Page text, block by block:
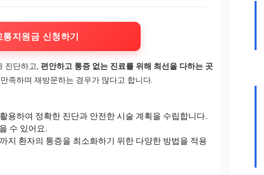
지원금 신청하기
진단하고, 편안하고 통증 없는 진료를 위해 최선을 다하는 곳
족하며 재방문하는 경우가 많다고 합니다.
용하여 정확한 진단과 안전한 시술 계획을 수립합니다.
수 있어요.
지 환자의 통증을 최소화하기 위한 다양한 방법을 적용